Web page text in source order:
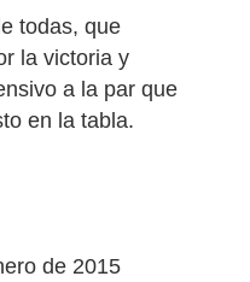
todas, que
la victoria y
a la par que
en la tabla.
de 2015